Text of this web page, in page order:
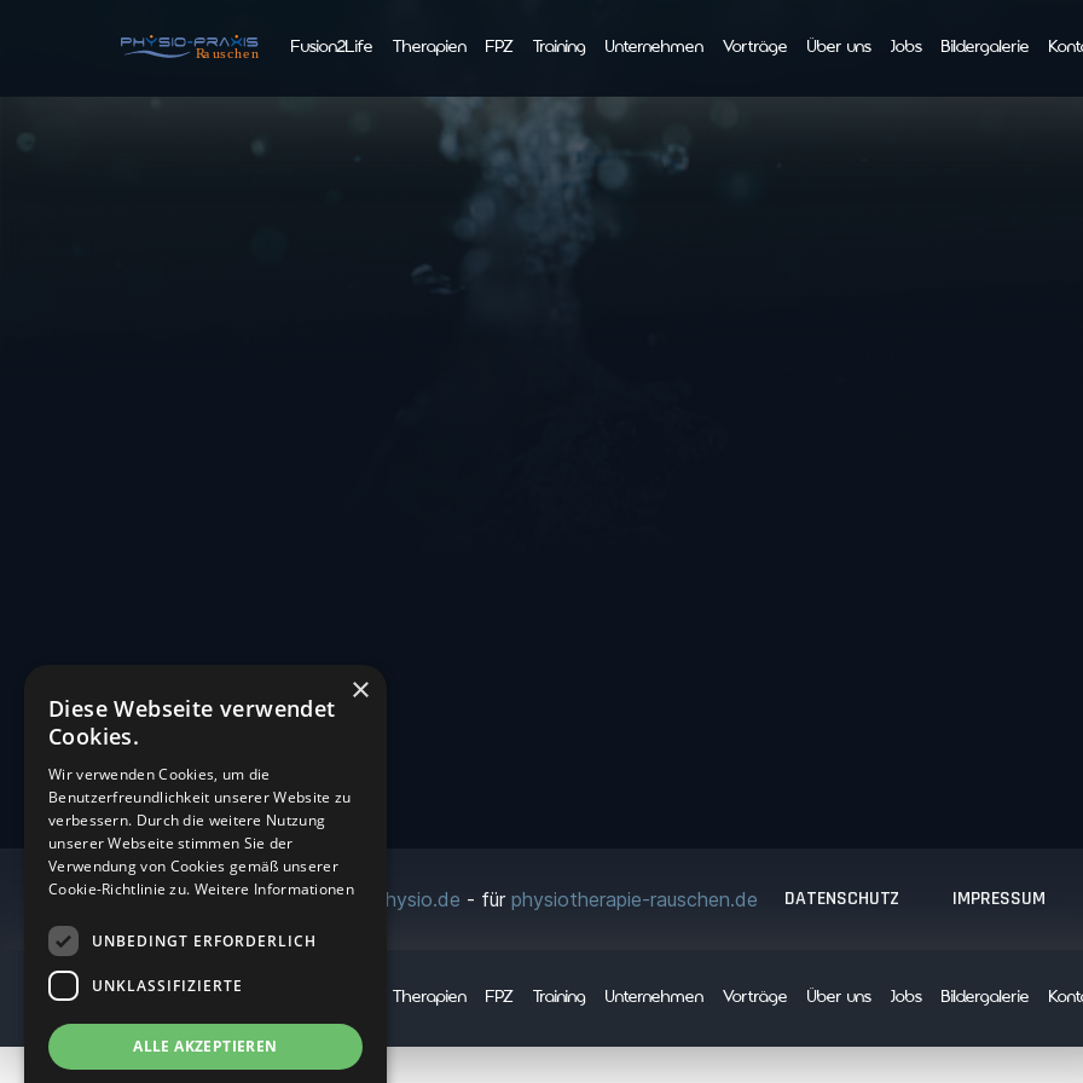
Fusion2Life Therapien FPZ Training Unternehmen Vorträge Über uns Jobs Bildergalerie
Erstellt vonwas-geht-physio.de - für physiotherapie-rauschen.de DATENSCHUTZ IMPRESSUM
Therapien FPZ Training Unternehmen Vorträge Über uns Jobs Bildergalerie
×
Diese Webseite verwendet
Cookies.
Wir verwenden Cookies, um die
Benutzerfreundlichkeit unserer Website zu
verbessern. Durch die weitere Nutzung
unserer Webseite stimmen Sie der
Verwendung von Cookies gemäß unserer
Cookie-Richtlinie zu. Weitere Informationen
UNBEDINGT ERFORDERLICH
UNKLASSIFIZIERTE
ALLE AKZEPTIEREN